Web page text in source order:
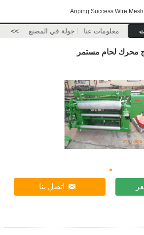
Anping Success Wire
معلومات عنا جولة في المصنع >>
اتصل بنا